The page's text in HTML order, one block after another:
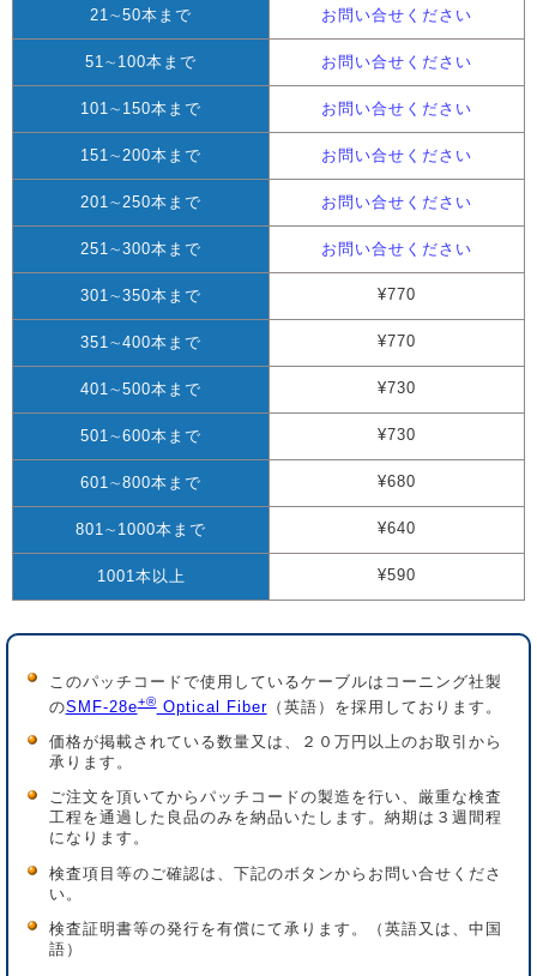
21∼50本まで お問い合せください
51∼100本まで お問い合せください
101∼150本まで お問い合せください
151∼200本まで お問い合せください
201∼250本まで お問い合せください
251∼300本まで お問い合せください
301∼350本まで ¥770
351∼400本まで ¥770
401∼500本まで ¥730
501∼600本まで ¥730
601∼800本まで ¥680
801∼1000本まで ¥640
1001本以上 ¥590
このパッチコードで使用しているケーブルはコーニング社製
のSMF-28e+®Optical Fiber（英語）を採用しております。
価格が掲載されている数量又は、２０万円以上のお取引から
承ります。
ご注文を頂いてからパッチコードの製造を行い、厳重な検査
工程を通過した良品のみを納品いたします。納期は３週間程
になります。
検査項目等のご確認は、下記のボタンからお問い合せくださ
い。
検査証明書等の発行を有償にて承ります。（英語又は、中国
語）